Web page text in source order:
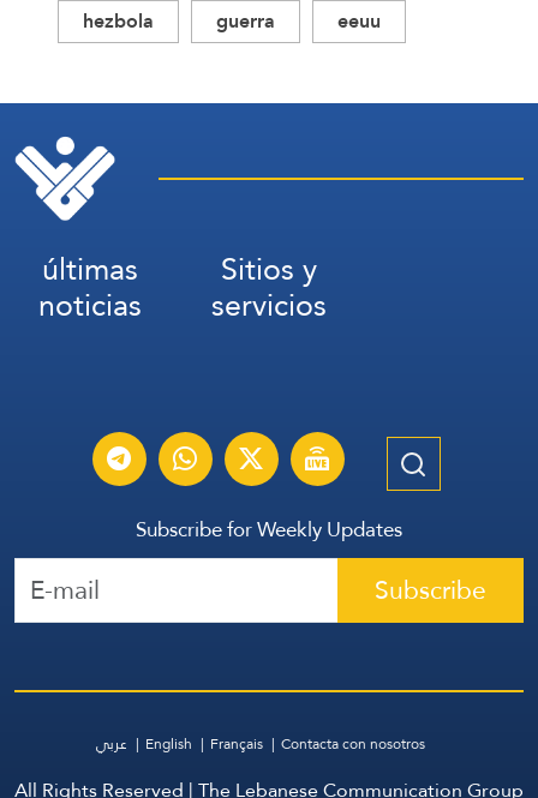
hezbola
guerra eeuu
últimas
noticias
Sitios y
servicios
Subscribe for Weekly Updates
Subscribe
عربي English Français Contacta con nosotros
All Rights Reserved | The Lebanese Communication Group